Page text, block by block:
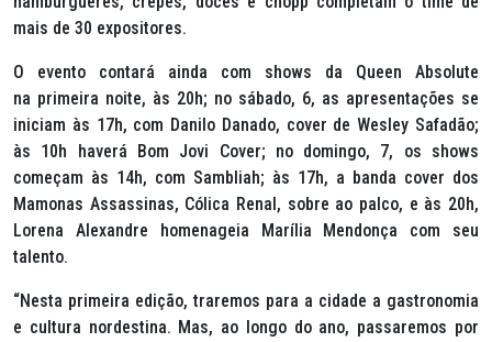
mais de 30 expositores.
O evento contará ainda com shows da Queen Absolute
na primeira noite, às 20h; no sábado, 6, as apresentações se
iniciam às 17h, com Danilo Danado, cover de Wesley Safadão;
às 10h haverá Bom Jovi Cover; no domingo, 7, os shows
começam às 14h, com Sambliah; às 17h, a banda cover dos
Mamonas Assassinas, Cólica Renal, sobre ao palco, e às 20h,
Lorena Alexandre homenageia Marília Mendonça com seu
talento.
“Nesta primeira edição, traremos para a cidade a gastronomia
e cultura nordestina. Mas, ao longo do ano, passaremos por